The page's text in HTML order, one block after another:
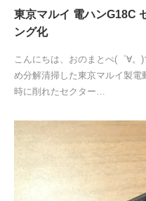
東京マルイ 電ハンG18C
ング化
こんにちは、おのまとぺ(゜∀
め分解清掃した東京マルイ製電
時に削れたセクター…